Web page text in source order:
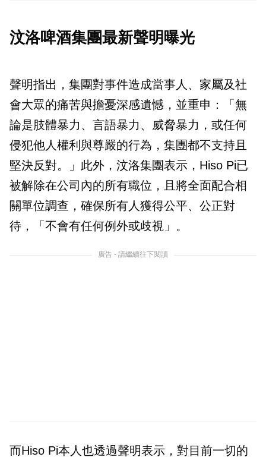
汶洛啤酒集團最新聲明曝光
聲明指出，集團對事件造成當事人、家屬及社
會大眾的痛苦與擔憂深感遺憾，並重申：「無
論是肢體暴力、言語暴力、威脅暴力，或任何
侵犯他人權利與尊嚴的行為，集團都不支持且
堅決反對。」此外，汶洛集團表示，Hiso Pi已
被解除在公司內的所有職位，且將全面配合相
關單位調查，確保所有人獲得公平、公正對
待，「不會有任何例外或歧視」。
廣告 - 請繼續往下閱讀
而Hiso Pi本人也透過聲明表示，對目前一切的